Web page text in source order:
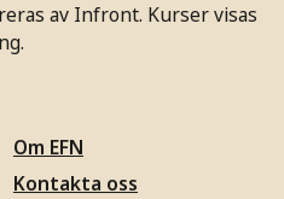
av Infront. Kurser visas
Om EFN
Kontakta oss